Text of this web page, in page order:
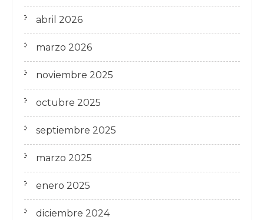
abril 2026
marzo 2026
noviembre 2025
octubre 2025
septiembre 2025
marzo 2025
enero 2025
diciembre 2024